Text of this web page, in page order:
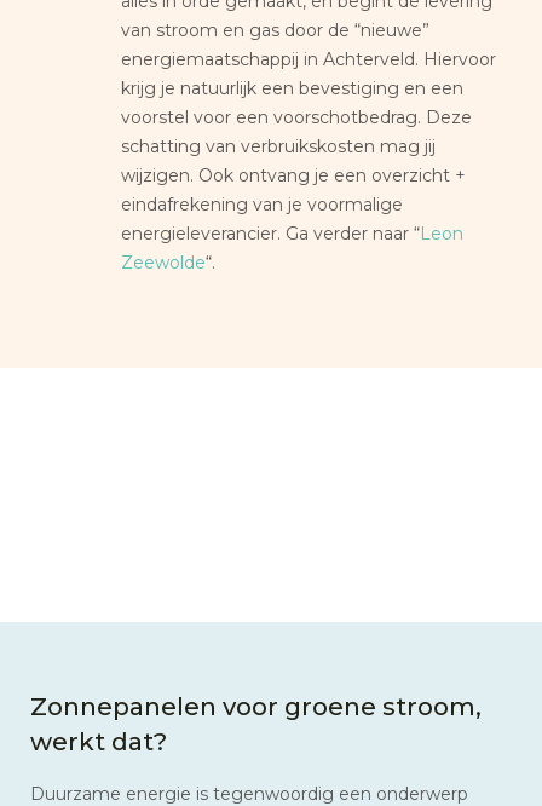
van stroom en gas door de “nieuwe”
energiemaatschappij in Achterveld. Hiervoor
krijg je natuurlijk een bevestiging en een
voorstel voor een voorschotbedrag. Deze
schatting van verbruikskosten mag jij
wijzigen. Ook ontvang je een overzicht +
eindafrekening van je voormalige
energieleverancier. Ga verder naar “Leon
Zeewolde“.
Zonnepanelen voor groene stroom,
werkt dat?
Duurzame energie is tegenwoordig een onderwerp